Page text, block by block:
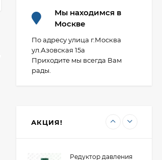
Мы находимся в
Москве
По адресу улица г.Москва
ул.Азовская 15а
Приходите мы всегда Вам
рады.
АКЦИЯ!
расточенный под
втулку ПНД 100/110
PN10 Двн 128 LT ВФЗ
473,80
Редуктор давления